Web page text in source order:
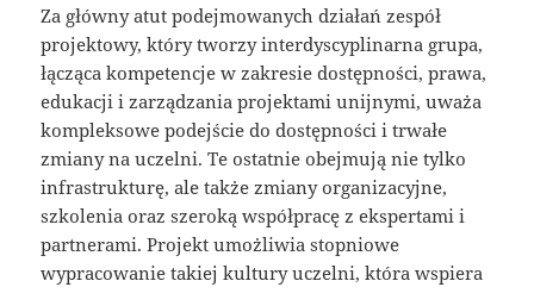
Za główny atut podejmowanych działań zespół
projektowy, który tworzy interdyscyplinarna grupa,
łącząca kompetencje w zakresie dostępności, prawa,
edukacji i zarządzania projektami unijnymi, uważa
kompleksowe podejście do dostępności i trwałe
zmiany na uczelni. Te ostatnie obejmują nie tylko
infrastrukturę, ale także zmiany organizacyjne,
szkolenia oraz szeroką współpracę z ekspertami i
partnerami. Projekt umożliwia stopniowe
wypracowanie takiej kultury uczelni, która wspiera